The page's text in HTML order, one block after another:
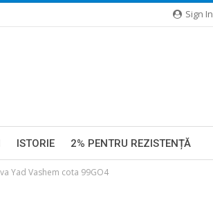
Sign In
ISTORIE 2% PENTRU REZISTENȚĂ
Yad Vashem cota 99GO4